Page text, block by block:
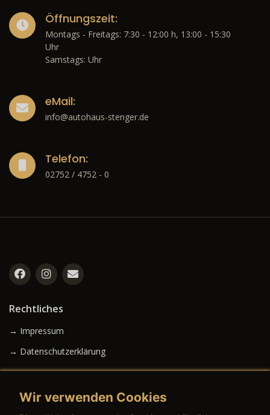
Öffnungszeit:
Montags - Freitags: 7:30 - 12:00 h, 13:00 - 15:30
Uhr
Samstags: Uhr
eMail:
info@autohaus-stenger.de
Telefon:
02752 / 4752 - 0
Rechtliches
→ Impressum
→ Datenschutzerklärung
Wir verwenden Cookies